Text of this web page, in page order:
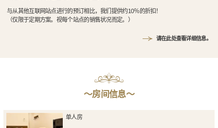
与从其他互联网站点进行的预订相比，我们提供约10％的折扣！
（仅限于定期方案。视每个站点的销售状况而定。）
请在此处查看详细信息。
〜房间信息〜
单人房